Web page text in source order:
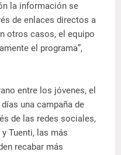
la información se
de enlaces directos a
otros casos, el equipo
el programa”,
entre los jóvenes, el
una campaña de
de las redes sociales,
Tuenti, las más
recabar más